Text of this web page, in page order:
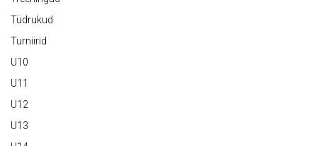
Tüdrukud
Turniirid
U10
U11
U12
U13